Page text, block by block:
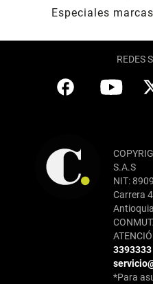
Especiales
REDES
S.A.S
NIT:
Carrera
3393333
*Para